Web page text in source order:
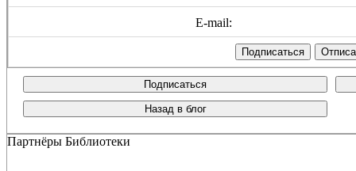
E-mail:
Подписаться
Назад в блог
Партнёры Библиотеки